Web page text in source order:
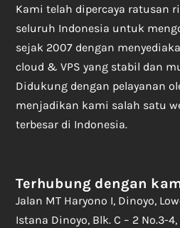
Kami telah dipercaya ratusan
seluruh Indonesia untuk
sejak 2007 dengan
cloud & VPS yang stabil dan
Didukung dengan pelayanan
menjadikan kami salah satu
terbesar di Indonesia.
Terhubung dengan
Jalan MT Haryono I, Dinoyo,
Istana Dinoyo, Blk. C – 2 No.3-